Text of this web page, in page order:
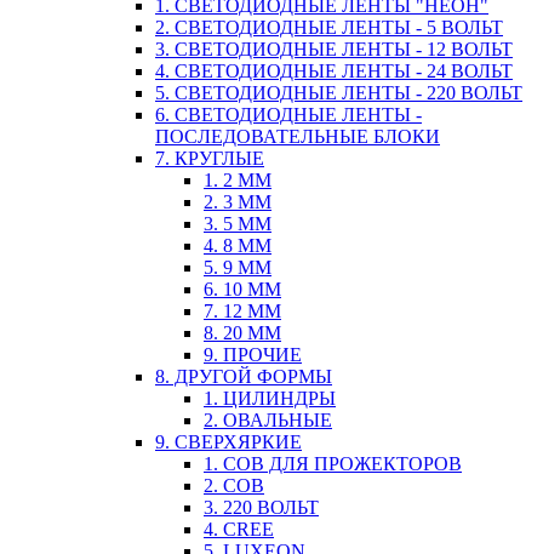
1. СВЕТОДИОДНЫЕ ЛЕНТЫ "НЕОН"
2. СВЕТОДИОДНЫЕ ЛЕНТЫ - 5 ВОЛЬТ
3. СВЕТОДИОДНЫЕ ЛЕНТЫ - 12 ВОЛЬТ
4. СВЕТОДИОДНЫЕ ЛЕНТЫ - 24 ВОЛЬТ
5. СВЕТОДИОДНЫЕ ЛЕНТЫ - 220 ВОЛЬТ
6. СВЕТОДИОДНЫЕ ЛЕНТЫ -
ПОСЛЕДОВАТЕЛЬНЫЕ БЛОКИ
7. КРУГЛЫЕ
1. 2 ММ
2. 3 ММ
3. 5 ММ
4. 8 ММ
5. 9 ММ
6. 10 ММ
7. 12 ММ
8. 20 ММ
9. ПРОЧИЕ
8. ДРУГОЙ ФОРМЫ
1. ЦИЛИНДРЫ
2. ОВАЛЬНЫЕ
9. СВЕРХЯРКИЕ
1. COB ДЛЯ ПРОЖЕКТОРОВ
2. COB
3. 220 ВОЛЬТ
4. CREE